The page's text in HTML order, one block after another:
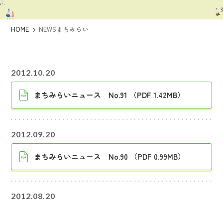
HOME NEWSまちみらい
2012.10.20
まちみらいニュース No.91 （PDF 1.42MB）
2012.09.20
まちみらいニュース No.90 （PDF 0.99MB）
2012.08.20